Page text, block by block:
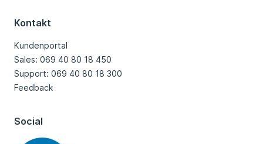
Kontakt
Kundenportal
Sales: 069 40 80 18 450
Support: 069 40 80 18 300
Feedback
Social